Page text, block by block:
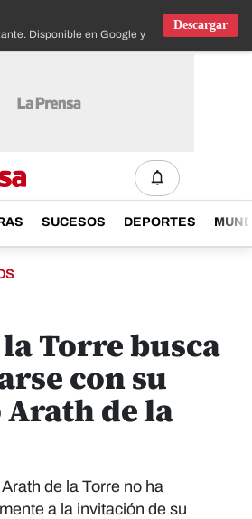
Disponible en Google y IOS
Descargar
SUCESOS DEPORTES
Torre busca
con su
de la
de la Torre no ha
a la invitación de su